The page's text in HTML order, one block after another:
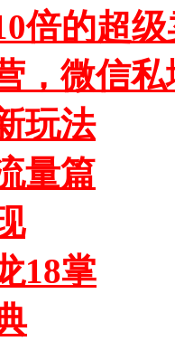
倍的超
，微信私
玩法
量篇
18掌